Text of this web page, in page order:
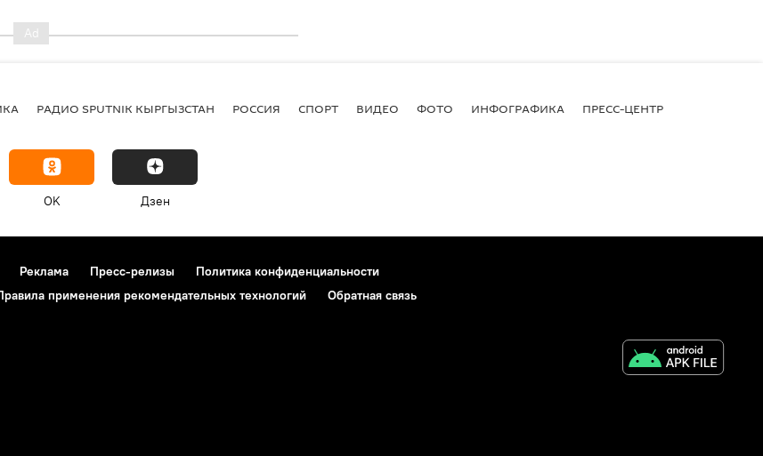
РАДИО SPUTNIK КЫРГЫЗСТАН РОССИЯ СПОРТ ВИДЕО ФОТО ИНФОГРАФИКА ПРЕСС-ЦЕНТР
OK Дзен
Реклама Пресс-релизы
Политика конфиденциальности
применения рекомендательных технологий Обратная связь